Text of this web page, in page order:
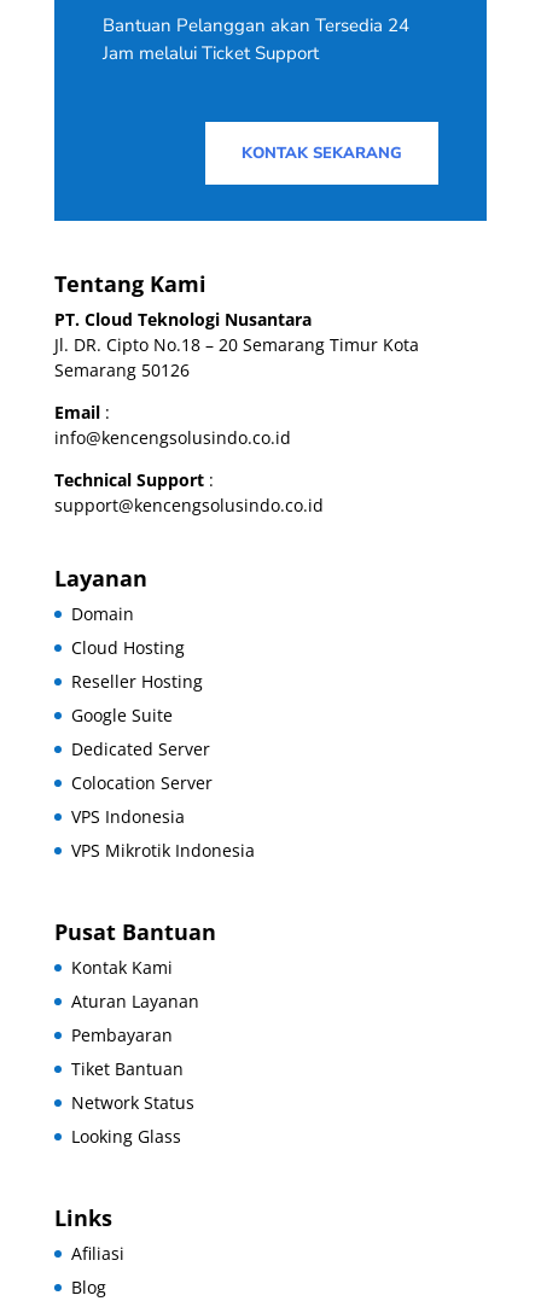
Bantuan Pelanggan akan Tersedia 24
Jam melalui Ticket Support
KONTAK SEKARANG
Tentang Kami
PT. Cloud Teknologi Nusantara
Jl. DR. Cipto No.18 – 20 Semarang Timur Kota
Semarang 50126
Email:
info@kencengsolusindo.co.id
Technical Support:
support@kencengsolusindo.co.id
Layanan
Domain
Cloud Hosting
Reseller Hosting
Google Suite
Dedicated Server
Colocation Server
VPS Indonesia
VPS Mikrotik Indonesia
Pusat Bantuan
Kontak Kami
Aturan Layanan
Pembayaran
Tiket Bantuan
Network Status
Looking Glass
Links
Afiliasi
Blog